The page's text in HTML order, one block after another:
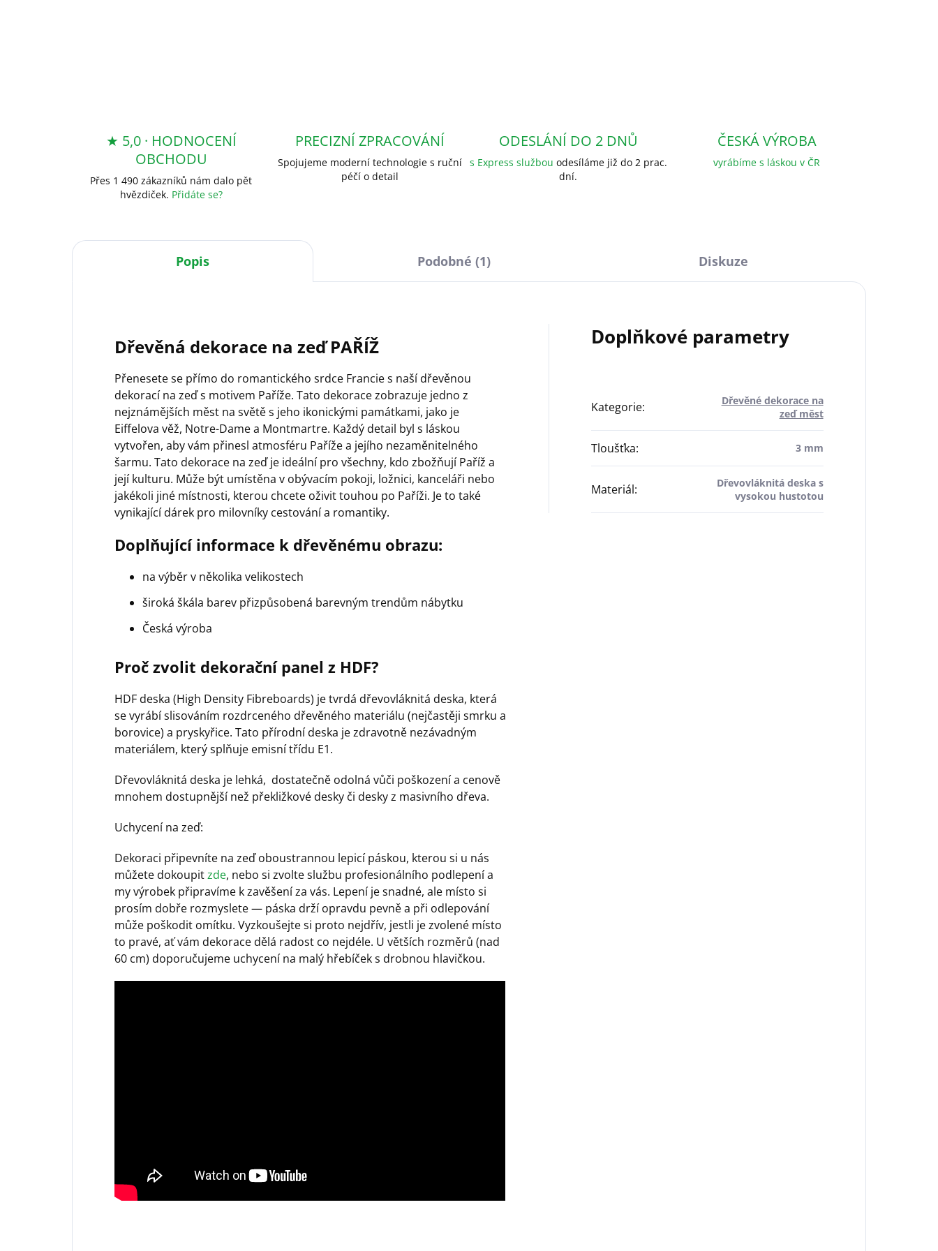
★ 5,0 · HODNOCENÍ
OBCHODU
Přes 1 490 zákazníků nám dalo pět
hvězdiček. Přidáte se?
PRECIZNÍ ZPRACOVÁNÍ
Spojujeme moderní technologie s ruční
péčí o detail
ODESLÁNÍ DO 2 DNŮ
s Express službou odesíláme již do 2 prac.
dní.
ČESKÁ VÝROBA
vyrábíme s láskou v ČR
Popis Podobné (1) Diskuze
Dřevěná dekorace na zeď PAŘÍŽ
Přenesete se přímo do romantického srdce Francie s naší dřevěnou
dekorací na zeď s motivem Paříže. Tato dekorace zobrazuje jedno z
nejznámějších měst na světě s jeho ikonickými památkami, jako je
Eiffelova věž, Notre-Dame a Montmartre. Každý detail byl s láskou
vytvořen, aby vám přinesl atmosféru Paříže a jejího nezaměnitelného
šarmu. Tato dekorace na zeď je ideální pro všechny, kdo zbožňují Paříž a
její kulturu. Může být umístěna v obývacím pokoji, ložnici, kanceláři nebo
jakékoli jiné místnosti, kterou chcete oživit touhou po Paříži. Je to také
vynikající dárek pro milovníky cestování a romantiky.
Doplňující informace k dřevěnému obrazu:
na výběr v několika velikostech
široká škála barev přizpůsobená barevným trendům nábytku
Česká výroba
Proč zvolit dekorační panel z HDF?
HDF deska (High Density Fibreboards) je tvrdá dřevovláknitá deska, která
se vyrábí slisováním rozdrceného dřevěného materiálu (nejčastěji smrku a
borovice) a pryskyřice. Tato přírodní deska je zdravotně nezávadným
materiálem, který splňuje emisní třídu E1.
Dřevovláknitá deska je lehká, dostatečně odolná vůči poškození a cenově
mnohem dostupnější než překližkové desky či desky z masivního dřeva.
Uchycení na zeď:
Dekoraci připevníte na zeď oboustrannou lepicí páskou, kterou si u nás
můžete dokoupitzde, nebo si zvolte službu profesionálního podlepení a
my výrobek připravíme k zavěšení za vás. Lepení je snadné, ale místo si
prosím dobře rozmyslete — páska drží opravdu pevně a při odlepování
může poškodit omítku. Vyzkoušejte si proto nejdřív, jestli je zvolené místo
to pravé, ať vám dekorace dělá radost co nejdéle. U větších rozměrů (nad
60 cm) doporučujeme uchycení na malý hřebíček s drobnou hlavičkou.
Doplňkové parametry
Kategorie:
Dřevěné dekorace na
zeď měst
Tloušťka: 3 mm
Materiál:
Dřevovláknitá deska s
vysokou hustotou